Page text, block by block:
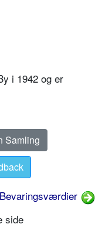
i 1942 og er
Samling
side